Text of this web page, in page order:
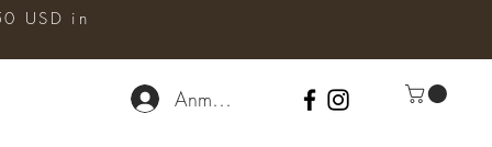
Anmelden
USD in